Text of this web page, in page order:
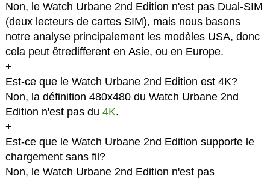
Non, le Watch Urbane 2nd Edition n'est pas Dual-SIM
(deux lecteurs de cartes SIM), mais nous basons
notre analyse principalement les modèles USA, donc
cela peut êtredifferent en Asie, ou en Europe.
+
Est-ce que le Watch Urbane 2nd Edition est 4K?
Non, la définition 480x480 du Watch Urbane 2nd
Edition n'est pas du 4K.
+
Est-ce que le Watch Urbane 2nd Edition supporte le
chargement sans fil?
Non, le Watch Urbane 2nd Edition n'est pas